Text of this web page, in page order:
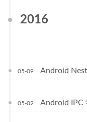
2016
05-09 Android
05-02 Android IPC